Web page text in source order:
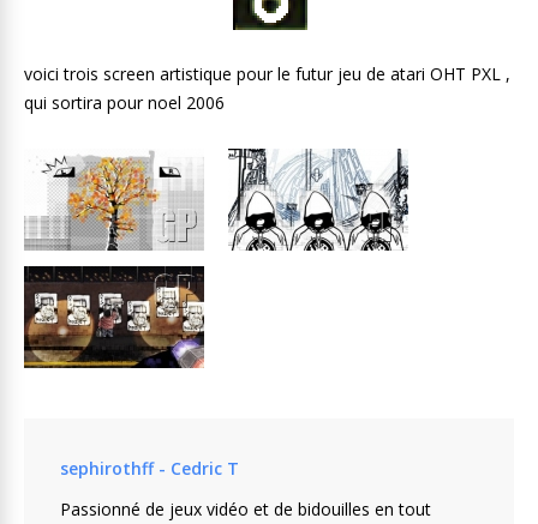
voici trois screen artistique pour le futur jeu de atari OHT PXL ,
qui sortira pour noel 2006
sephirothff - Cedric T
Passionné de jeux vidéo et de bidouilles en tout